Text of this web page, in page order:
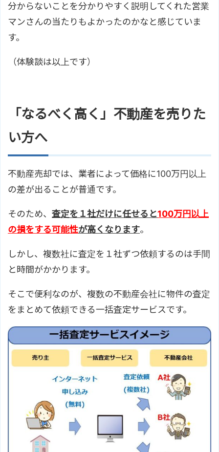
分からないことを分かりやすく説明してくれた営業
マンさんの当たりもよかったのかなと感じていま
す。
（体験談は以上です）
「なるべく高く」不動産を売りた
い方へ
不動産売却では、業者によって価格に100万円以上
の差が出ることが普通です。
そのため、 査定を１社だけに任せると100万円以上
の損をする可能性が高くなります。
しかし、複数社に査定を１社ずつ依頼するのは手間
と時間がかかります。
そこで便利なのが、複数の不動産会社に物件の査定
をまとめて依頼できる一括査定サービスです。